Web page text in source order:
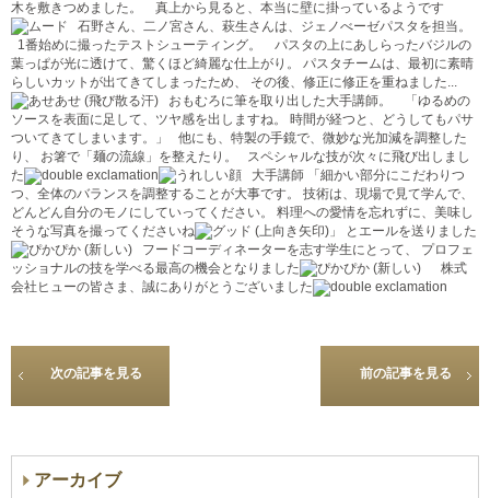
木を敷きつめました。
真上から見ると、本当に壁に掛っているようです
石野さん、二ノ宮さん、萩生さんは、ジェノべーゼパスタを担当。
1番始めに撮ったテストシューティング。
パスタの上にあしらったバジルの
葉っぱが光に透けて、驚くほど綺麗な仕上がり。 パスタチームは、最初に素晴
らしいカットが出てきてしまったため、 その後、修正に修正を重ねました...
おもむろに筆を取り出した大手講師。
「ゆるめの
ソースを表面に足して、ツヤ感を出しますね。 時間が経つと、どうしてもパサ
ついてきてしまいます。」 他にも、特製の手鏡で、微妙な光加減を調整した
り、 お箸で「麺の流線」を整えたり。 スペシャルな技が次々に飛び出しまし
た
大手講師 「細かい部分にこだわりつ
つ、全体のバランスを調整することが大事です。 技術は、現場で見て学んで、
どんどん自分のモノにしていってください。 料理への愛情を忘れずに、美味し
そうな写真を撮ってくださいね
」 とエールを送りました
フードコーディネーターを志す学生にとって、 プロフェ
ッショナルの技を学べる最高の機会となりました
株式
会社ヒューの皆さま、誠にありがとうございました
次の記事を見る 前の記事を見る
アーカイブ